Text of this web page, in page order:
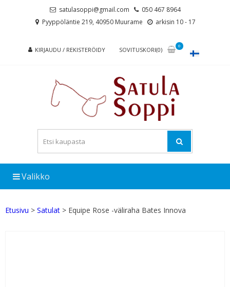
satulasoppi@gmail.com
050 467 8964
Pyyppöläntie 219, 40950 Muurame
arkisin 10 - 17
KIRJAUDU / REKISTERÖIDY SOVITUSKORI(0)
0
Valikko
Etusivu > Satulat > Equipe Rose -väliraha Bates Innova